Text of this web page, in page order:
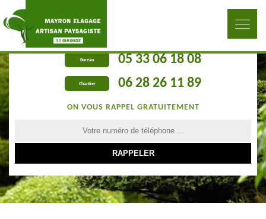
Bureau 05 33 06 18 08
Chantier 06 28 26 11 89
ON VOUS RAPPEL GRATUITEMENT